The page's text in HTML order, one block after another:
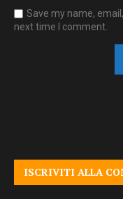
Save my name,
next time I comment.
ISCRIVITI ALLA